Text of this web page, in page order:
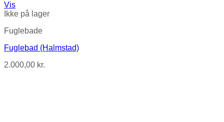
Vis
Ikke på lager
Fuglebade
Fuglebad (Halmstad)
2.000,00 kr.